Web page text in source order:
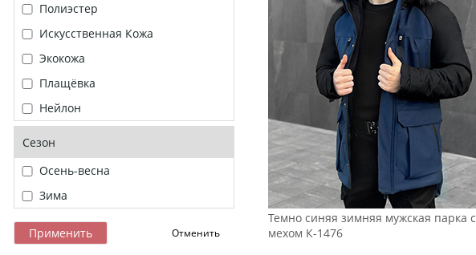
Полиэстер
Искусственная Кожа
Экокожа
Плащёвка
Нейлон
Сезон
Осень-весна
Зима
Темно синяя зимняя мужская парка с
мехом К-1476